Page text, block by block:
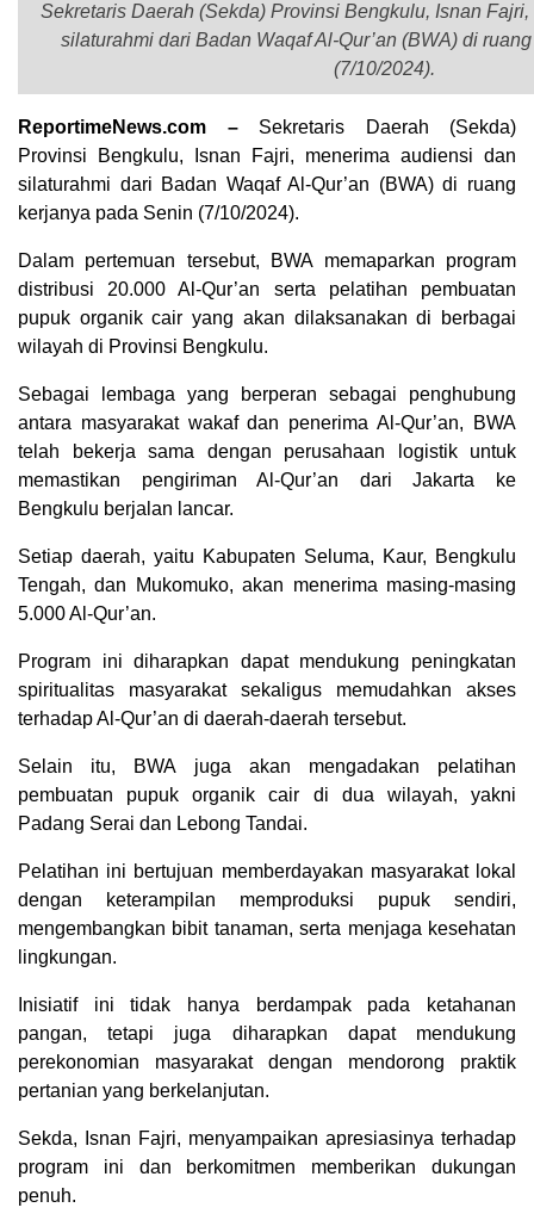
Sekretaris Daerah (Sekda) Provinsi Bengkulu, Isnan
silaturahmi dari Badan Waqaf Al-Qur’an (BWA) di
(7/10/2024).
ReportimeNews.com –Sekretaris Daerah (Sekda)
Provinsi Bengkulu, Isnan Fajri, menerima audiensi dan
silaturahmi dari Badan Waqaf Al-Qur’an (BWA) di ruang
kerjanya pada Senin (7/10/2024).
Dalam pertemuan tersebut, BWA memaparkan program
distribusi 20.000 Al-Qur’an serta pelatihan pembuatan
pupuk organik cair yang akan dilaksanakan di berbagai
wilayah di Provinsi Bengkulu.
Sebagai lembaga yang berperan sebagai penghubung
antara masyarakat wakaf dan penerima Al-Qur’an, BWA
telah bekerja sama dengan perusahaan logistik untuk
memastikan pengiriman Al-Qur’an dari Jakarta ke
Bengkulu berjalan lancar.
Setiap daerah, yaitu Kabupaten Seluma, Kaur, Bengkulu
Tengah, dan Mukomuko, akan menerima masing-masing
5.000 Al-Qur’an.
Program ini diharapkan dapat mendukung peningkatan
spiritualitas masyarakat sekaligus memudahkan akses
terhadap Al-Qur’an di daerah-daerah tersebut.
Selain itu, BWA juga akan mengadakan pelatihan
pembuatan pupuk organik cair di dua wilayah, yakni
Padang Serai dan Lebong Tandai.
Pelatihan ini bertujuan memberdayakan masyarakat lokal
dengan keterampilan memproduksi pupuk sendiri,
mengembangkan bibit tanaman, serta menjaga kesehatan
lingkungan.
Inisiatif ini tidak hanya berdampak pada ketahanan
pangan, tetapi juga diharapkan dapat mendukung
perekonomian masyarakat dengan mendorong praktik
pertanian yang berkelanjutan.
Sekda, Isnan Fajri, menyampaikan apresiasinya terhadap
program ini dan berkomitmen memberikan dukungan
penuh.